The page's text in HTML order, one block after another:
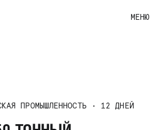
МЕНЮ
ПРОМЫШЛЕННОСТЬ • 12 ДНЕЙ